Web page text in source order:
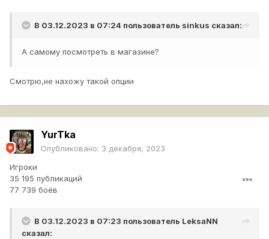
В 03.12.2023 в 07:24 пользователь sinkus сказал:
А самому посмотреть в магазине?
Смотрю,не нахожу такой опции
YurTka
Опубликовано: 3 декабря, 2023
Игроки
35 195 публикаций
77 739 боёв
В 03.12.2023 в 07:23 пользователь LeksaNN
сказал: